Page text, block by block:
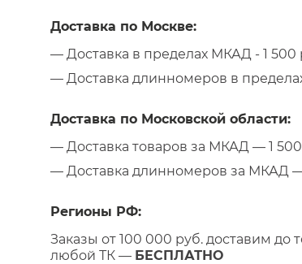
Доставка по Москве:
— Доставка в пределах МКАД - 1 500
— Доставка длинномеров в
Доставка по Московской области:
— Доставка товаров за МКАД — 1
— Доставка длинномеров за МКАД
Регионы РФ:
Заказы от 100 000 руб. доставим до
любой ТК — БЕСПЛАТНО